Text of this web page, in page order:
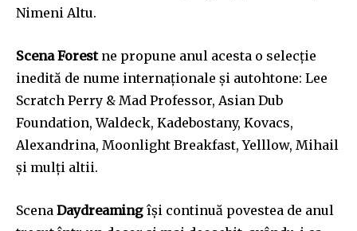
To subscribe, simply enter your email address on our website
safe with us.
I've read and accept thePrivacy Policy.
Nimeni Altu.
Scena Forest ne propune anul acesta o selecție
inedită de nume internaționale și autohtone: Lee
Scratch Perry & Mad Professor, Asian Dub
Foundation, Waldeck, Kadebostany, Kovacs,
Alexandrina, Moonlight Breakfast, Yelllow, Mihail
și mulți altii.
Scena Daydreaming își continuă povestea de anul